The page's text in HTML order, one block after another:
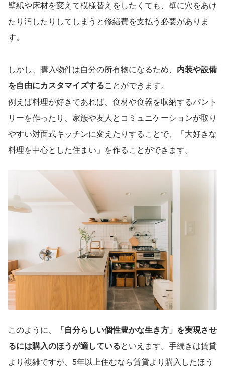
壁紙や床材を変えて模様替えをしたくても、壁に穴をあけ
たり汚したりしてしまうと修繕費を支払う必要がありま
す。
しかし、購入物件は自分の所有物になるため、 内装や設備
を自由にカスタマイズすることができます。
例えば料理が好きであれば、食材や食器を収納するパント
リーを作ったり、家族や友人とコミュニケーションが取り
やすい対面式キッチンに変えたりすることで、「大好きな
料理を中心とした住まい」を作ることができます。
このように、
「自分らしい個性豊かな生き方」を実現させ
るには購入のほうが適しているといえます。手続きは賃貸
より複雑ですが、5年以上住むなら賃貸より購入したほう